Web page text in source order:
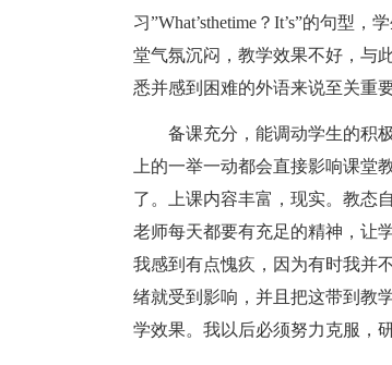
习”What’sthetime？It’s”的句型
堂气氛沉闷，教学效果不好，与
悉并感到困难的外语来说至关重要
备课充分，能调动学生的积
上的一举一动都会直接影响课
了。上课内容丰富，现实。教态
老师每天都要有充足的精神，让
我感到有点愧疚，因为有时我并
绪就受到影响，并且把这带到教
学效果。我以后必须努力克服，